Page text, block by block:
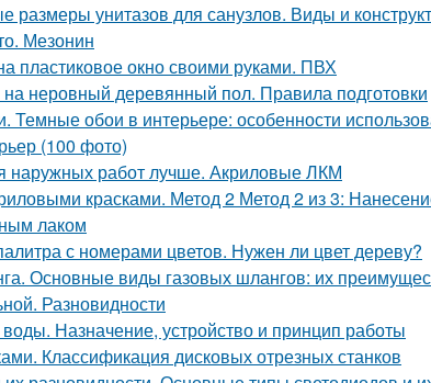
размеры унитазов для санузлов. Виды и
Мезонин
пластиковое окно своими руками. ПВХ
неровный деревянный пол. Правила подготовки
Темные обои в интерьере: особенности
(100 фото)
наружных работ лучше. Акриловые ЛКМ
красками. Метод 2 Метод 2 из 3:
лаком
с номерами цветов. Нужен ли цвет дереву?
Основные виды газовых шлангов: их
Разновидности
Назначение, устройство и принцип работы
Классификация дисковых отрезных станков